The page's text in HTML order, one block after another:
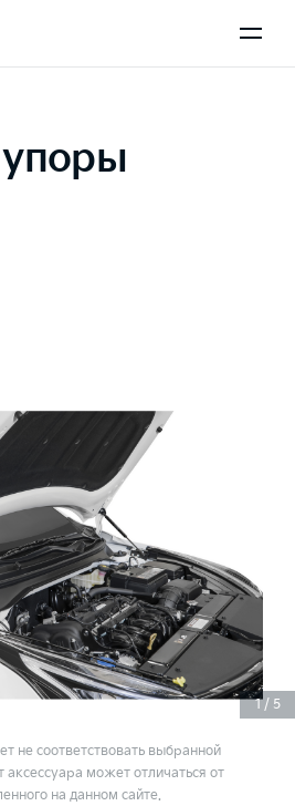
1/ 5
не соответствовать выбранной
аксессуара может отличаться от
на данном сайте.